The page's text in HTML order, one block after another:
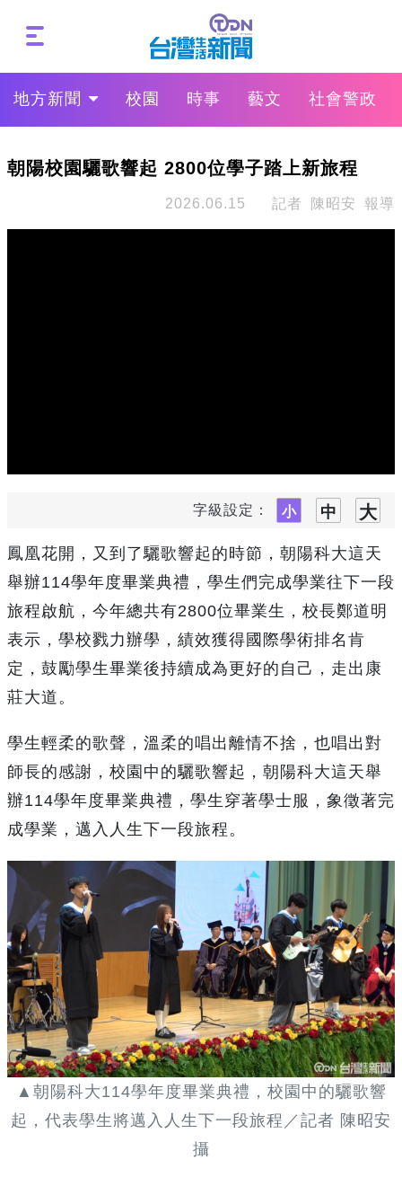
地方新聞 校園 時事 藝文 社會警政
朝陽校園驪歌響起 2800位學子踏上新旅程
2026.06.15 記者 陳昭安 報導
字級設定：
鳳凰花開，又到了驪歌響起的時節，朝陽科大這天
舉辦114學年度畢業典禮，學生們完成學業往下一段
旅程啟航，今年總共有2800位畢業生，校長鄭道明
表示，學校戮力辦學，績效獲得國際學術排名肯
定，鼓勵學生畢業後持續成為更好的自己，走出康
莊大道。
學生輕柔的歌聲，溫柔的唱出離情不捨，也唱出對
師長的感謝，校園中的驪歌響起，朝陽科大這天舉
辦114學年度畢業典禮，學生穿著學士服，象徵著完
成學業，邁入人生下一段旅程。
▲朝陽科大114學年度畢業典禮，校園中的驪歌響
起，代表學生將邁入人生下一段旅程／記者 陳昭安
攝